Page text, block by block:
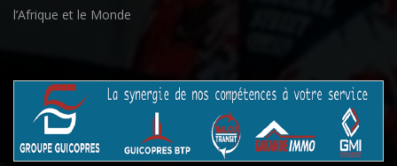
l’Afrique et le Monde